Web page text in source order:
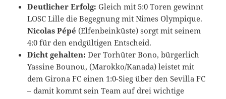
Deutlicher Erfolg: Gleich mit 5:0 Toren gewinnt
LOSC Lille die Begegnung mit Nimes Olympique.
Nicolas Pépé (Elfenbeinküste) sorgt mit seinem
4:0 für den endgültigen Entscheid.
Dicht gehalten: Der Torhüter Bono, bürgerlich
Yassine Bounou, (Marokko/Kanada) leistet mit
dem Girona FC einen 1:0-Sieg über den Sevilla FC
– damit kommt sein Team auf drei wichtige